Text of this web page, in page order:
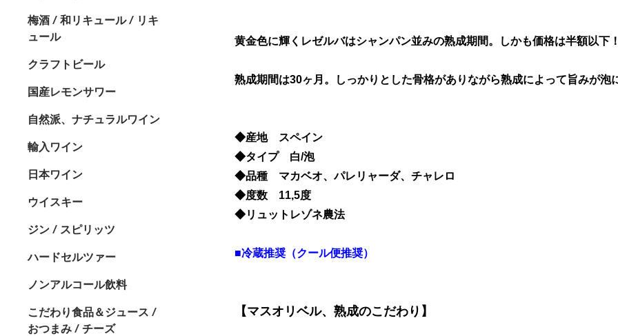
梅酒 / 和リキュール / リキ
ュール
クラフトビール
国産レモンサワー
自然派、ナチュラルワイン
輸入ワイン
日本ワイン
ウイスキー
ジン / スピリッツ
ハードセルツァー
ノンアルコール飲料
こだわり食品＆ジュース /
おつまみ / チーズ
黄金色に輝くレゼルバはシャンパン並みの熟成期間。しかも価格は半額以下！
熟成期間は30ヶ月。しっかりとした骨格がありながら熟成によって旨みが泡
◆産地 スペイン
◆タイプ 白/泡
◆品種 マカベオ、パレリャーダ、チャレロ
◆度数 11,5度
◆リュットレゾネ農法
■冷蔵推奨（クール便推奨）
【マスオリベル、熟成のこだわり】